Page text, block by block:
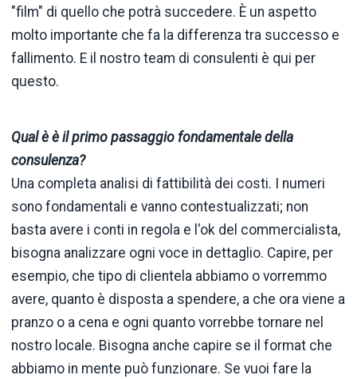
"film" di quello che potrà succedere. È un aspetto
molto importante che fa la differenza tra successo e
fallimento. E il nostro team di consulenti è qui per
questo.
Qual è è il primo passaggio fondamentale della
consulenza?
Una completa analisi di fattibilità dei costi. I numeri
sono fondamentali e vanno contestualizzati; non
basta avere i conti in regola e l'ok del commercialista,
bisogna analizzare ogni voce in dettaglio. Capire, per
esempio, che tipo di clientela abbiamo o vorremmo
avere, quanto è disposta a spendere, a che ora viene a
pranzo o a cena e ogni quanto vorrebbe tornare nel
nostro locale. Bisogna anche capire se il format che
abbiamo in mente può funzionare. Se vuoi fare la